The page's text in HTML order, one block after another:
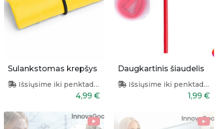
Sulankstomas krepšys
Išsiųsime iki penktadienio
4,99 €
Daugkartinis šiaudelis
Išsiųsime iki penktadienio
1,99 €